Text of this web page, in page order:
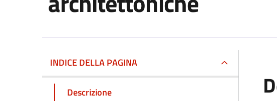
INDICE DELLA PAGINA
Descrizione